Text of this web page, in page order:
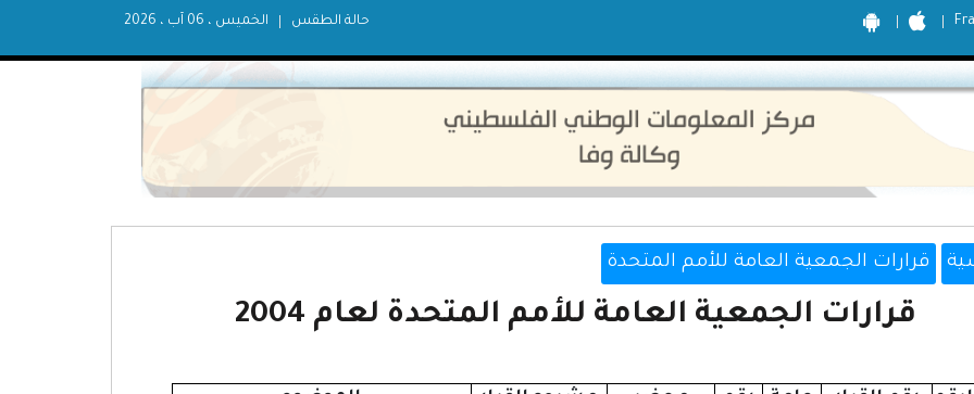
الخميس ، 06 آب ، 2026 حالة الطقس
قرارات الجمعية العامة للأمم المتحدة
قرارات الجمعية العامة للأمم المتحدة لعام 2004